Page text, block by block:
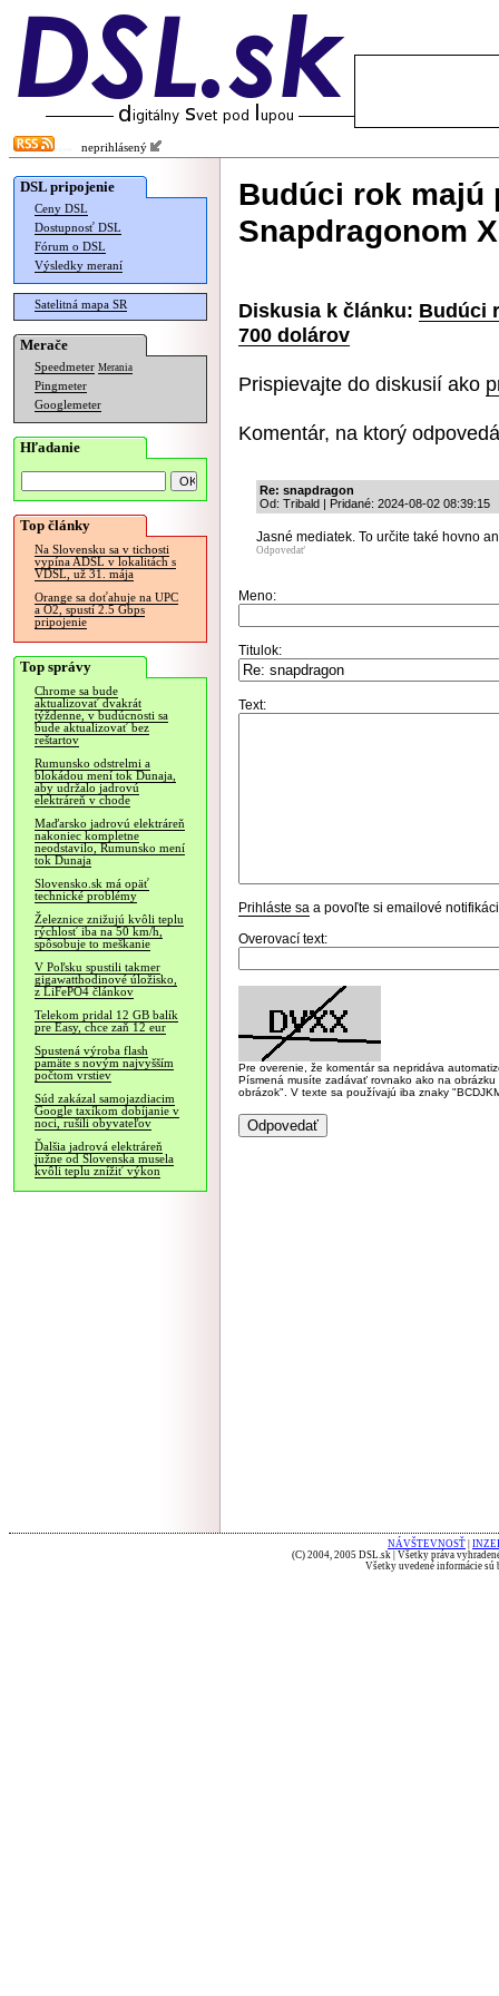
neprihlásený
DSL pripojenie
Ceny DSL
Dostupnosť DSL
Fórum o DSL
Výsledky meraní
Satelitná mapa SR
Merače
Speedmeter Merania
Pingmeter
Googlemeter
Hľadanie
Top články
Na Slovensku sa v tichosti
vypína ADSL v lokalitách s
VDSL, už 31. mája
Orange sa doťahuje na UPC
a O2, spustí 2.5 Gbps
pripojenie
Top správy
Chrome sa bude
aktualizovať dvakrát
týždenne, v budúcnosti sa
bude aktualizovať bez
reštartov
Rumunsko odstrelmi a
blokádou mení tok Dunaja,
aby udržalo jadrovú
elektráreň v chode
Maďarsko jadrovú elektráreň
nakoniec kompletne
neodstavilo, Rumunsko mení
tok Dunaja
Slovensko.sk má opäť
technické problémy
Železnice znižujú kvôli teplu
rýchlosť iba na 50 km/h,
spôsobuje to meškanie
V Poľsku spustili takmer
gigawatthodinové úložisko,
z LiFePO4 článkov
Telekom pridal 12 GB balík
pre Easy, chce zaň 12 eur
Spustená výroba flash
pamäte s novým najvyšším
počtom vrstiev
Súd zakázal samojazdiacim
Google taxíkom dobíjanie v
noci, rušili obyvateľov
Ďalšia jadrová elektráreň
južne od Slovenska musela
kvôli teplu znížiť výkon
Budúci rok majú
Snapdragonom
Diskusia k článku: Budúci
700 dolárov
Prispievajte do diskusií ako
Komentár, na ktorý
Re: snapdragon
Od: Tribald | Pridané: 2024-08-02 08:39:15
Jasné mediatek. To určite také hovno
Odpovedať
Meno:
Titulok:
Text:
Prihláste sa a povoľte si emailové
Overovací text:
Pre overenie, že komentár sa nepridáva
Písmená musíte zadávať rovnako ako na
obrázok". V texte sa používajú iba znaky
NÁVŠTEVNOSŤ
(C) 2004, 2005 DSL.sk | Všetky práva
Všetky uvedené informácie sú